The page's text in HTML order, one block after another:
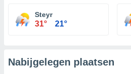
Steyr
31° 21°
Nabijgelegen plaatsen